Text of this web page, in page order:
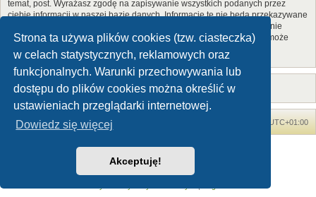
Strona ta używa plików cookies (tzw. ciasteczka)
w celach statystycznych, reklamowych oraz
funkcjonalnych. Warunki przechowywania lub
dostępu do plików cookies można określić w
ustawieniach przeglądarki internetowej.
Dowiedz się więcej
Akceptuję!
temat, post. Wyrażasz zgodę na zapisywanie wszystkich podanych przez
ciebie informacji w naszej bazie danych. Informacje te nie będą przekazywane
nikomu bez twojej zgody, ale ani „Forum Dinozaury.com”, ani phpBB nie
ponosi odpowiedzialności za włamania do witryny, podczas których może
dojść do kradzieży danych.
Forum Dinozaury.com UTC+01:00
Dinozaury.com© 2006-2020
Technologię dostarczaphpBB® Forum Software © phpBB Limited
Polski pakiet językowy dostarcza